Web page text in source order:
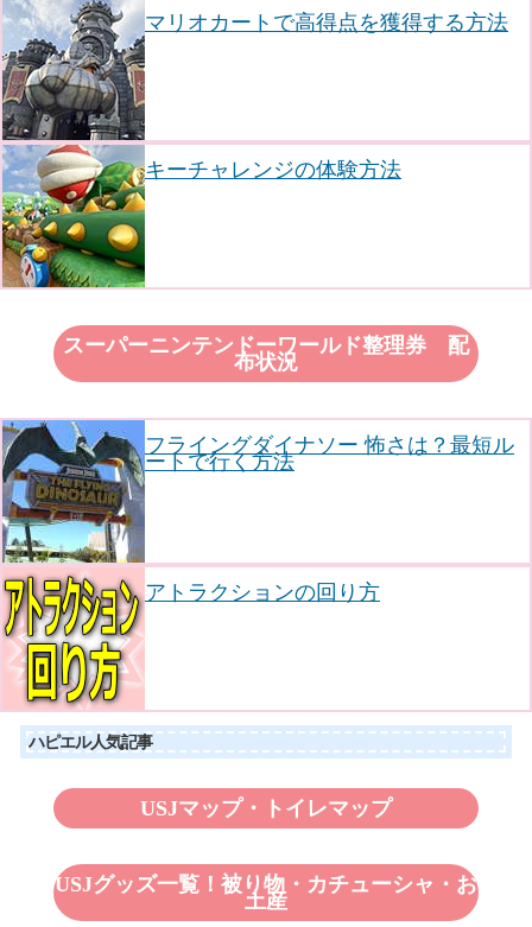
マリオカートで高得点を獲得する方法
キーチャレンジの体験方法
スーパーニンテンドーワールド整理券 配
布状況
フライングダイナソー 怖さは？最短ル
ートで行く方法
アトラクションの回り方
ハピエル人気記事
USJマップ・トイレマップ
USJグッズ一覧！被り物・カチューシャ・お
土産